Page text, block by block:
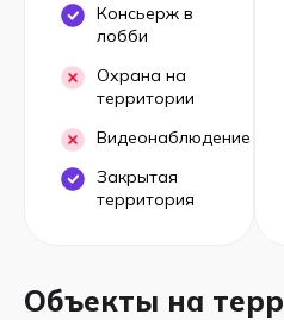
Консьерж в
лобби
Охрана на
территории
Видеонаблюдение
Закрытая
территория
Объекты на